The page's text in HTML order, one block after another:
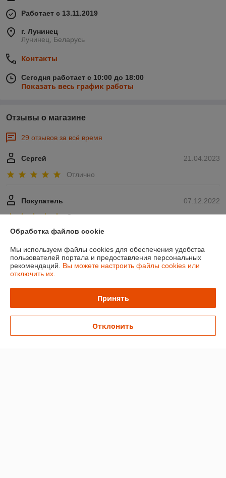
Работает с 13.11.2019
г. Лунинец
Лунинец, Беларусь
Контакты
Сегодня работает с 10:00 до 18:00
Показать весь график работы
Отзывы о магазине
29 отзывов за всё время
21.04.2023
Сергей
Отлично
07.12.2022
Покупатель
Отлично
Показать все отзывы
О нас
Доставка и оплата
Обработка файлов cookie
Мы используем файлы cookies для обеспечения удобства
пользователей портала и предоставления персональных
рекомендаций. Вы можете настроить файлы cookies или
отключить их.
Принять
Отклонить